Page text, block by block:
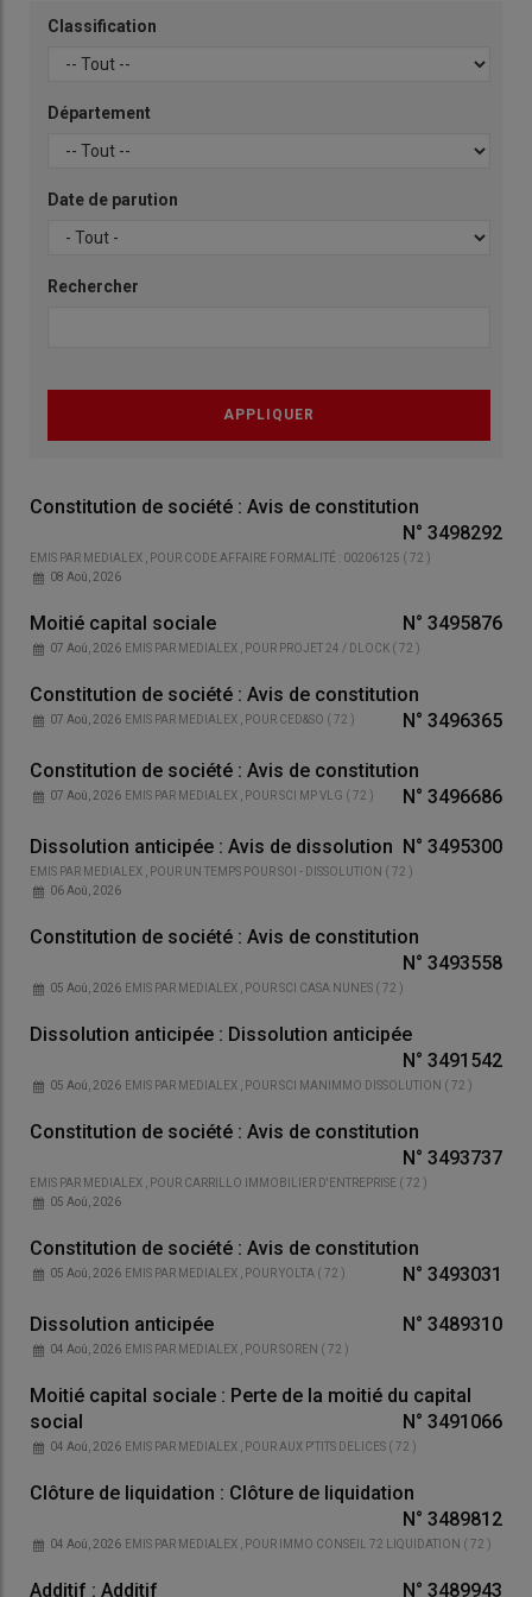
Classification
Département
Date de parution
Rechercher
Constitution de société : Avis de constitution
N° 3498292
EMIS PAR MEDIALEX , POUR CODE AFFAIRE FORMALITÉ : 00206125 ( 72 )
08 Aoû, 2026
Moitié capital sociale N° 3495876
EMIS PAR MEDIALEX , POUR PROJET 24 / DLOCK ( 72 )
07 Aoû, 2026
Constitution de société : Avis de constitution
N° 3496365
EMIS PAR MEDIALEX , POUR CED&SO ( 72 )
07 Aoû, 2026
Constitution de société : Avis de constitution
N° 3496686
EMIS PAR MEDIALEX , POURSCI MP VLG ( 72 )
07 Aoû, 2026
Dissolution anticipée : Avis de dissolution N° 3495300
EMIS PAR MEDIALEX , POUR UN TEMPS POUR SOI - DISSOLUTION ( 72 )
06 Aoû, 2026
Constitution de société : Avis de constitution
N° 3493558
EMIS PAR MEDIALEX , POURSCI CASA NUNES ( 72 )
05 Aoû, 2026
Dissolution anticipée : Dissolution anticipée
N° 3491542
EMIS PAR MEDIALEX , POURSCI MANIMMO DISSOLUTION ( 72 )
05 Aoû, 2026
Constitution de société : Avis de constitution
N° 3493737
EMIS PAR MEDIALEX , POUR CARRILLO IMMOBILIER D'ENTREPRISE ( 72 )
05 Aoû, 2026
Constitution de société : Avis de constitution
N° 3493031
EMIS PAR MEDIALEX , POURYOLTA ( 72 )
05 Aoû, 2026
Dissolution anticipée N° 3489310
EMIS PAR MEDIALEX , POURSOREN ( 72 )
04 Aoû, 2026
Moitié capital sociale : Perte de la moitié du capital
social
N° 3491066
EMIS PAR MEDIALEX , POURAUX P'TITS DELICES ( 72 )
04 Aoû, 2026
Clôture de liquidation : Clôture de liquidation
N° 3489812
EMIS PAR MEDIALEX , POUR IMMO CONSEIL 72 LIQUIDATION ( 72 )
04 Aoû, 2026
Additif : Additif N° 3489943